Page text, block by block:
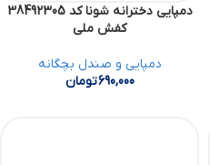
دمپایی دخترانه شونا کد 38492305
کفش ملی
دمپایی و صندل بچگانه
690,000تومان